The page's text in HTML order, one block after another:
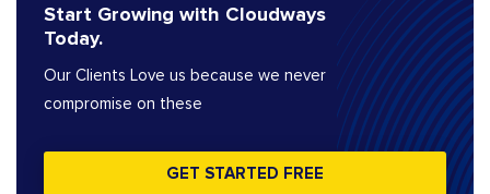
Start Growing with Cloudways
Today.
Our Clients Love us because we never
compromise on these
GET STARTED FREE